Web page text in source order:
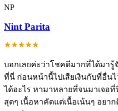
NP
Nint Parita
บอกเลยค่ะว่าโชคดีมากที่ได้มารู้
ที่นี่ ก่อนหน้านี้ไปเสียเงินกับที่อื่น
ได้อะไร หามาหลายที่จนมาเจอ
สุดๆ เนื้อหาคัดแต่เนื้อเน้นๆ อยาก